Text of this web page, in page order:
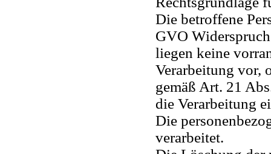
Die betroffene
GVO
liegen keine
Verarbeitung vor,
gemäß Art. 21
die Verarbeitung
Die
verarbeitet.